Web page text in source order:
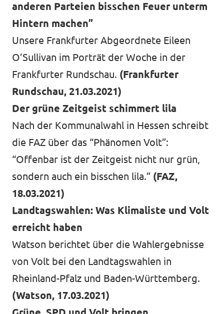
Volt in ganz Europa
Volt ist in über 30 Ländern in Europa vertreten.
Hier findest du Links zu den Websites von Volt
in anderen Ländern.
Volt Europa
Alle Volt Websites
anderen Parteien bisschen Feuer unterm
Hintern machen”
Unsere Frankfurter Abgeordnete Eileen
O’Sullivan im Porträt der Woche in der
Frankfurter Rundschau. (Frankfurter
Rundschau, 21.03.2021)
Der grüne Zeitgeist schimmert lila
Nach der Kommunalwahl in Hessen schreibt
die FAZ über das “Phänomen Volt”:
“Offenbar ist der Zeitgeist nicht nur grün,
sondern auch ein bisschen lila.” (FAZ,
18.03.2021)
Landtagswahlen: Was Klimaliste und Volt
erreicht haben
Watson berichtet über die Wahlergebnisse
von Volt bei den Landtagswahlen in
Rheinland-Pfalz und Baden-Württemberg.
(Watson, 17.03.2021)